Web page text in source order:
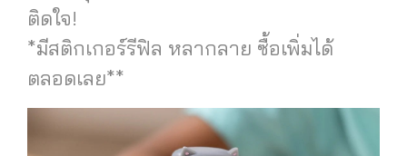
ติดใจ!
*มีสติกเกอร์รีฟิล หลากลาย ซื้อเพิ่มได้
ตลอดเลย**